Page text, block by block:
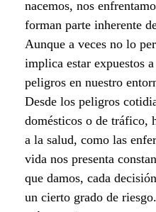
d
e
m
o
s
p
r
nacemos, nos
forman parte inherente
Aunque a veces no lo
implica estar expuestos
peligros en nuestro
Desde los peligros
domésticos o de tráfico,
a la salud, como las
vida nos presenta
que damos, cada
un cierto grado de